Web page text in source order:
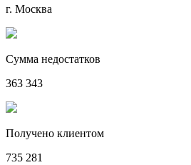
г. Москва
Сумма недостатков
363 343
Получено клиентом
735 281